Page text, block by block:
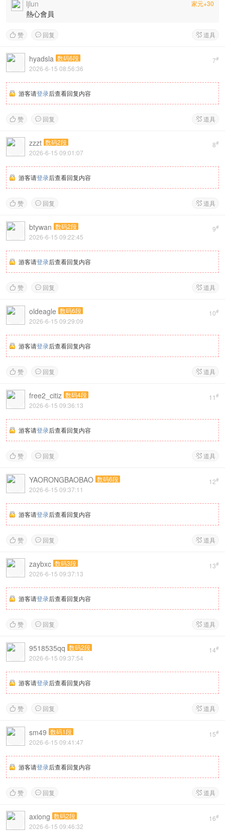
家元+30
ljlun
熱心會員
 赞  回复  道具
7#
hyadsla 数码6段
2026-6-15 08:56:36
游客请登录后查看回复内容
 赞  回复  道具
8#
zzzt 数码2段
2026-6-15 09:01:07
游客请登录后查看回复内容
 赞  回复  道具
9#
btywan 数码2段
2026-6-15 09:22:45
游客请登录后查看回复内容
 赞  回复  道具
10#
oldeagle 数码6段
2026-6-15 09:29:09
游客请登录后查看回复内容
 赞  回复  道具
11 #
free2_citiz 数码4段
2026-6-15 09:36:13
游客请登录后查看回复内容
 赞  回复  道具
12#
YAORONGBAOBAO 数码6段
2026-6-15 09:37:11
游客请登录后查看回复内容
 赞  回复  道具
13#
zaybxc 数码3段
2026-6-15 09:37:13
游客请登录后查看回复内容
 赞  回复  道具
14#
9518535qq 数码2段
2026-6-15 09:37:54
游客请登录后查看回复内容
 赞  回复  道具
15#
sm49 数码1段
2026-6-15 09:41:47
游客请登录后查看回复内容
 赞  回复  道具
16#
axiong 数码2段
2026-6-15 09:46:32